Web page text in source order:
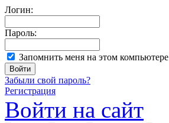
Логин:
Пароль:
Запомнить меня на этом компьютере
Забыли свой пароль?
Регистрация
Войти на сайт